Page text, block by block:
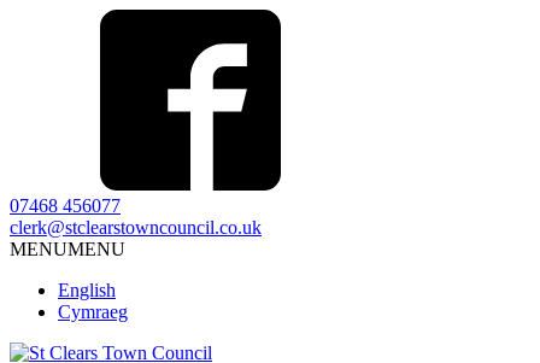
07468 456077
clerk@stclearstowncouncil.co.uk
MENUMENU
English
Cymraeg